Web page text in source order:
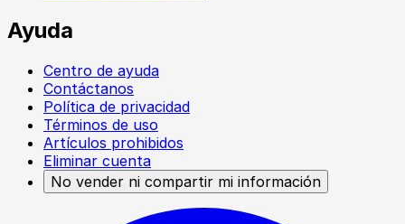
Ayuda
Centro de ayuda
Contáctanos
Política de privacidad
Términos de uso
Artículos prohibidos
Eliminar cuenta
No vender ni compartir mi información